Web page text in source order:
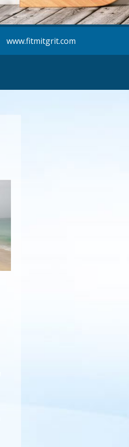
www.fitmitgrit.com